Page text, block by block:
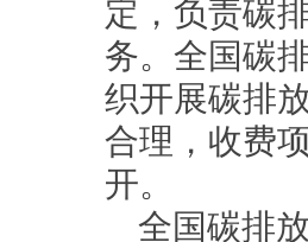
定，负责碳
务。全国碳
织开展碳排
合理，收费
开。
全国碳排